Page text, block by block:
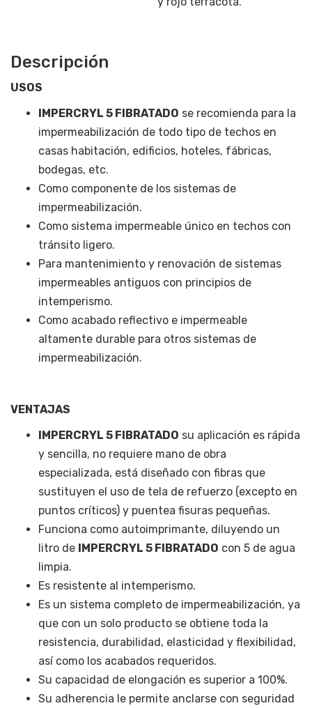
Descripción
USOS
IMPERCRYL 5 FIBRATADO se recomienda para la
impermeabilización de todo tipo de techos en
casas habitación, edificios, hoteles, fábricas,
bodegas, etc.
Como componente de los sistemas de
impermeabilización.
Como sistema impermeable único en techos con
tránsito ligero.
Para mantenimiento y renovación de sistemas
impermeables antiguos con principios de
intemperismo.
Como acabado reflectivo e impermeable
altamente durable para otros sistemas de
impermeabilización.
VENTAJAS
IMPERCRYL 5 FIBRATADO su aplicación es rápida
y sencilla, no requiere mano de obra
especializada, está diseñado con fibras que
sustituyen el uso de tela de refuerzo (excepto en
puntos críticos) y puentea fisuras pequeñas.
Funciona como autoimprimante, diluyendo un
litro de IMPERCRYL 5 FIBRATADO con 5 de agua
limpia.
Es resistente al intemperismo.
Es un sistema completo de impermeabilización, ya
que con un solo producto se obtiene toda la
resistencia, durabilidad, elasticidad y flexibilidad,
así como los acabados requeridos.
Su capacidad de elongación es superior a 100%.
Su adherencia le permite anclarse con seguridad